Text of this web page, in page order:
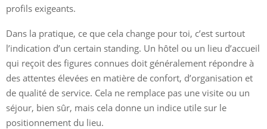
profils exigeants.
Dans la pratique, ce que cela change pour toi, c’est surtout
l’indication d’un certain standing. Un hôtel ou un lieu d’accueil
qui reçoit des figures connues doit généralement répondre à
des attentes élevées en matière de confort, d’organisation et
de qualité de service. Cela ne remplace pas une visite ou un
séjour, bien sûr, mais cela donne un indice utile sur le
positionnement du lieu.